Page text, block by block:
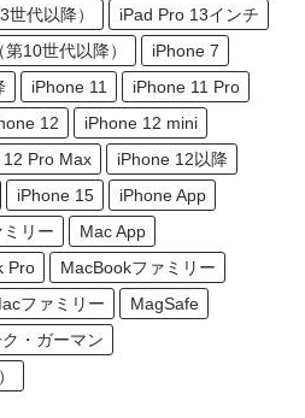
代以降）
iPad Pro 13インチ
第10世代以降）
iPhone 7
iPhone 11
iPhone 11 Pro
12
iPhone 12 mini
12 Pro Max
iPhone 12以降
iPhone 15
iPhone App
リー
Mac App
Pro
MacBookファミリー
ファミリー
MagSafe
・ガーマン